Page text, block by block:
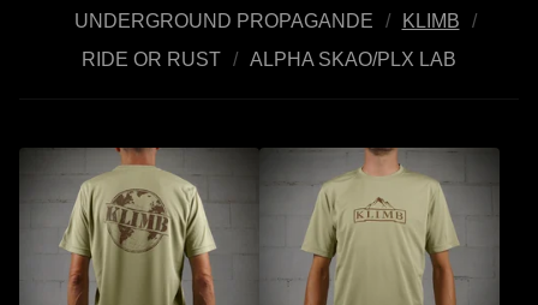
UNDERGROUND PROPAGANDE
KLIMB
RIDE OR RUST
ALPHA SKAO/PLX LAB